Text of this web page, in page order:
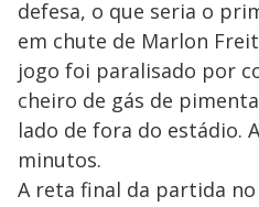
defesa, o que seria o
em chute de Marlon
jogo foi paralisado por
cheiro de gás de
lado de fora do estádio.
minutos.
A reta final da partida